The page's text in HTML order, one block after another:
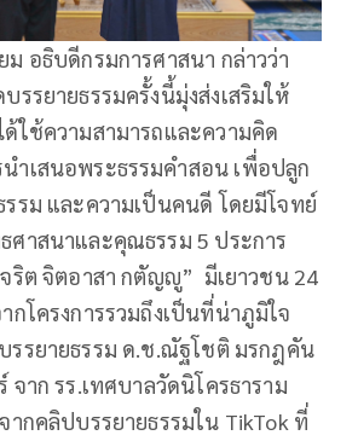
อธิบดีกรมการศาสนา กล่าวว่า
รรยายธรรมครั้งนี้มุ่งส่งเสริมให้
ด้ใช้ความสามารถและความคิด
นำเสนอพระธรรมคำสอน เพื่อปลูก
รม และความเป็นคนดี โดยมีโจทย์
ศาสนาและคุณธรรม 5 ประการ
ริต จิตอาสา กตัญญู” มีเยาวชน 24
กโครงการรวมถึงเป็นที่น่าภูมิใจ
รรยายธรรม ด.ช.ณัฐโชติ มรกฎคัน
จาก รร.เทศบาลวัดนิโครธาราม
ากคลิปบรรยายธรรมใน TikTok ที่